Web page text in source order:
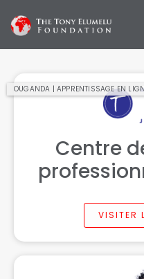
OUGANDA | APPRENTISSAGE EN
Centre
VISITER